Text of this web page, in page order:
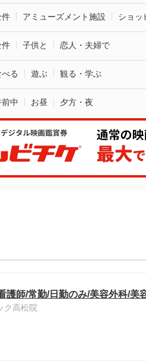
件 アミューズメント施設 ショッ
件 子供と 恋人・夫婦で
る 遊ぶ 観る・学ぶ
中 お昼 夕方・夜
護師/常勤/日勤のみ/美容外科/美
ク高松院